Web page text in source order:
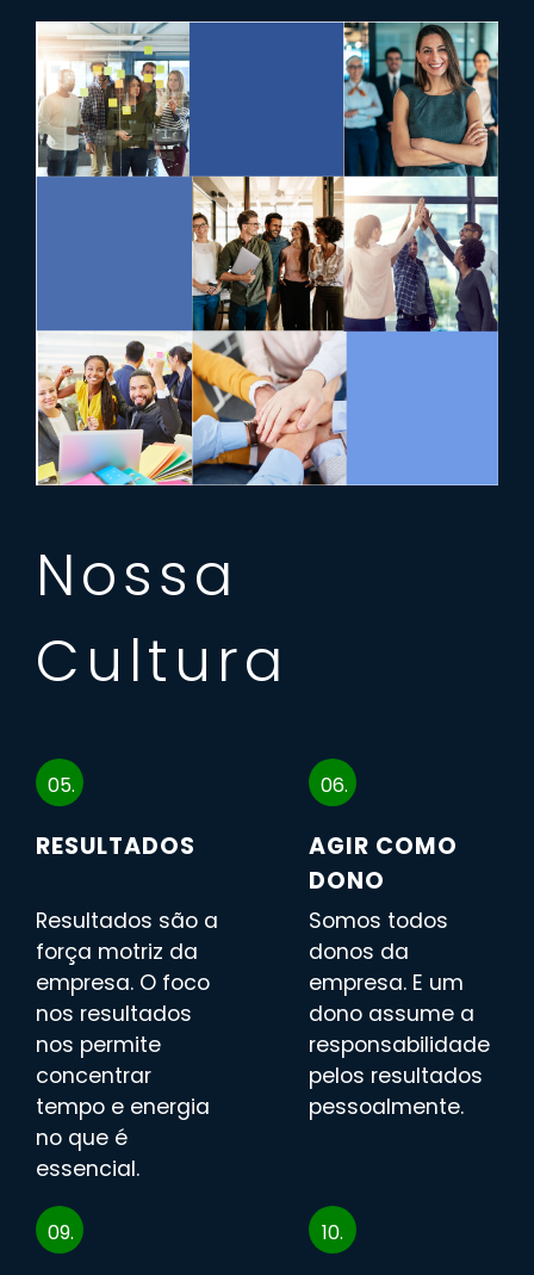
Nossa
Cultura
05.
RESULTADOS
Resultados são a
força motriz da
empresa. O foco
nos resultados
nos permite
concentrar
tempo e energia
no que é
essencial.
06.
AGIR COMO
DONO
Somos todos
donos da
empresa. E um
dono assume a
responsabilidade
pelos resultados
pessoalmente.
09. 10.